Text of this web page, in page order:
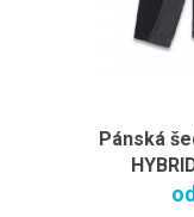
Pánská
od